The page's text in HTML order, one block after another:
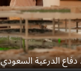
دفاع الدرعية السعودي